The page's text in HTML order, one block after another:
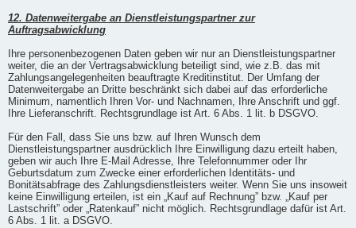
12. Datenweitergabe an Dienstleistungspartner zur
Auftragsabwicklung
Ihre personenbezogenen Daten geben wir nur an Dienstleistungspartner
weiter, die an der Vertragsabwicklung beteiligt sind, wie z.B. das mit
Zahlungsangelegenheiten beauftragte Kreditinstitut. Der Umfang der
Datenweitergabe an Dritte beschränkt sich dabei auf das erforderliche
Minimum, namentlich Ihren Vor- und Nachnamen, Ihre Anschrift und ggf.
Ihre Lieferanschrift. Rechtsgrundlage ist Art. 6 Abs. 1 lit. b DSGVO.
Für den Fall, dass Sie uns bzw. auf Ihren Wunsch dem
Dienstleistungspartner ausdrücklich Ihre Einwilligung dazu erteilt haben,
geben wir auch Ihre E-Mail Adresse, Ihre Telefonnummer oder Ihr
Geburtsdatum zum Zwecke einer erforderlichen Identitäts- und
Bonitätsabfrage des Zahlungsdienstleisters weiter. Wenn Sie uns insoweit
keine Einwilligung erteilen, ist ein „Kauf auf Rechnung” bzw. „Kauf per
Lastschrift” oder „Ratenkauf” nicht möglich. Rechtsgrundlage dafür ist Art.
6 Abs. 1 lit. a DSGVO.